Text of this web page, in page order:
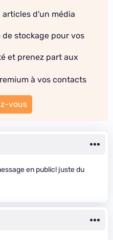
d'un média
de stockage pour vos
et prenez part aux
à vos contacts
vous
en public! juste du